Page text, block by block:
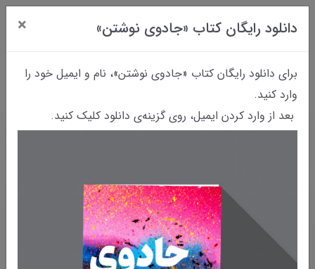
دانلود رایگان کتاب «جادوی نوشتن» ×
برای دانلود رایگان کتاب «جادوی نوشتن»، نام و ایمیل خود را
وارد کنید.
بعد از وارد کردن ایمیل، روی گزینه‌ی دانلود کلیک کنید.